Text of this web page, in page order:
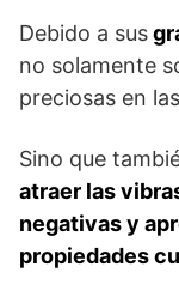
Debido a sus
no solamente
preciosas en las
Sino que
atraer las
negativas y
propiedades